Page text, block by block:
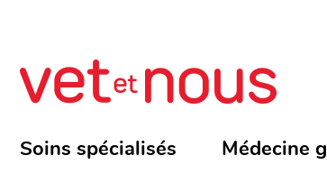
Soins spécialisés Médecine